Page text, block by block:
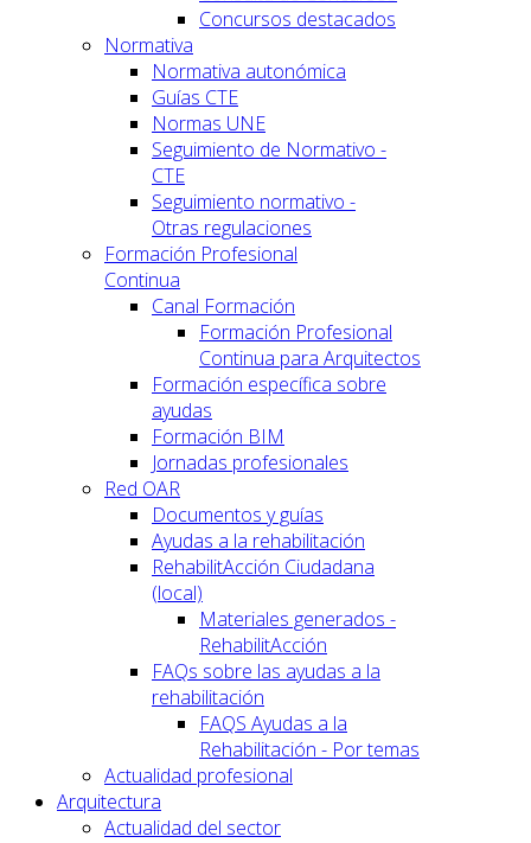
Concursos destacados
Normativa
Normativa autonómica
Guías CTE
Normas UNE
Seguimiento de Normativo -
CTE
Seguimiento normativo -
Otras regulaciones
Formación Profesional
Continua
Canal Formación
Formación Profesional
Continua para Arquitectos
Formación específica sobre
ayudas
Formación BIM
Jornadas profesionales
Red OAR
Documentos y guías
Ayudas a la rehabilitación
RehabilitAcción Ciudadana
(local)
Materiales generados -
RehabilitAcción
FAQs sobre las ayudas a la
rehabilitación
FAQS Ayudas a la
Rehabilitación - Por temas
Actualidad profesional
Arquitectura
Actualidad del sector